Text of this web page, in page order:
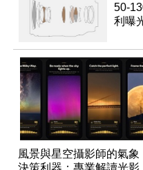
50-
利曝
風景與星空攝影師的氣象
決策利器：專業解讀光影